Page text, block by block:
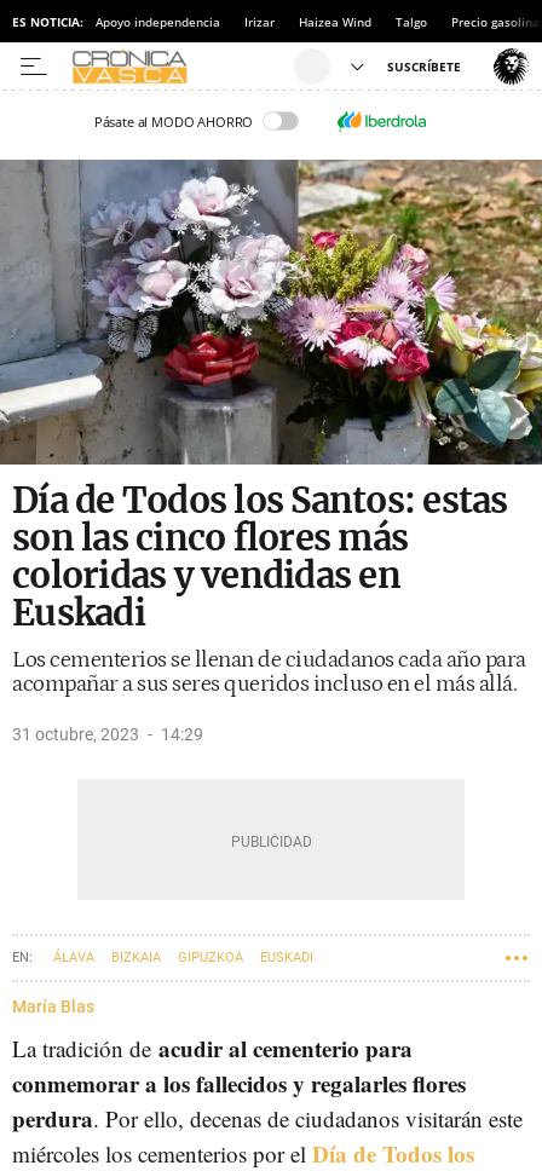
ES NOTICIA: Apoyo independencia Irizar Haizea Wind Talgo Precio gasolina
Pásate al MODO AHORRO
Día de Todos los Santos: estas
son las cinco flores más
coloridas y vendidas en
Euskadi
Los cementerios se llenan de ciudadanos cada año para
acompañar a sus seres queridos incluso en el más allá.
31 octubre, 2023 14:29
ÁLAVA BIZKAIA GIPUZKOA EUSKADI
María Blas
La tradición de acudir al cementerio para
conmemorar a los fallecidos y regalarles flores
perdura. Por ello, decenas de ciudadanos visitarán este
miércoles los cementerios por el Día de Todos los